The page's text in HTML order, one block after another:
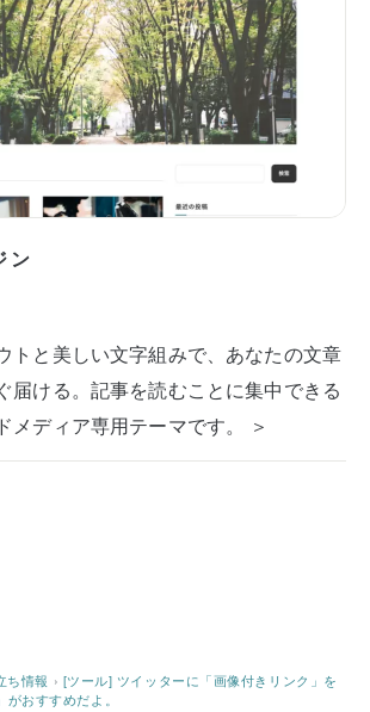
ン
トと美しい文字組みで、あなたの文章
届ける。記事を読むことに集中できる
メディア専用テーマです。 ＞
ち情報 › [ツール] ツイッターに「画像付きリンク」を
おすすめだよ。